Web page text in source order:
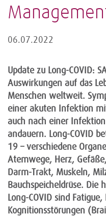
06.07.2022
Update zu Long-COVID:
Auswirkungen auf das
Menschen weltweit.
einer akuten Infektion
auch nach einer
andauern. Long-COVID
19 – verschiedene
Atemwege, Herz,
Darm-Trakt, Muskeln,
Bauchspeicheldrüse. Die
Long-COVID sind
Kognitionsstörungen